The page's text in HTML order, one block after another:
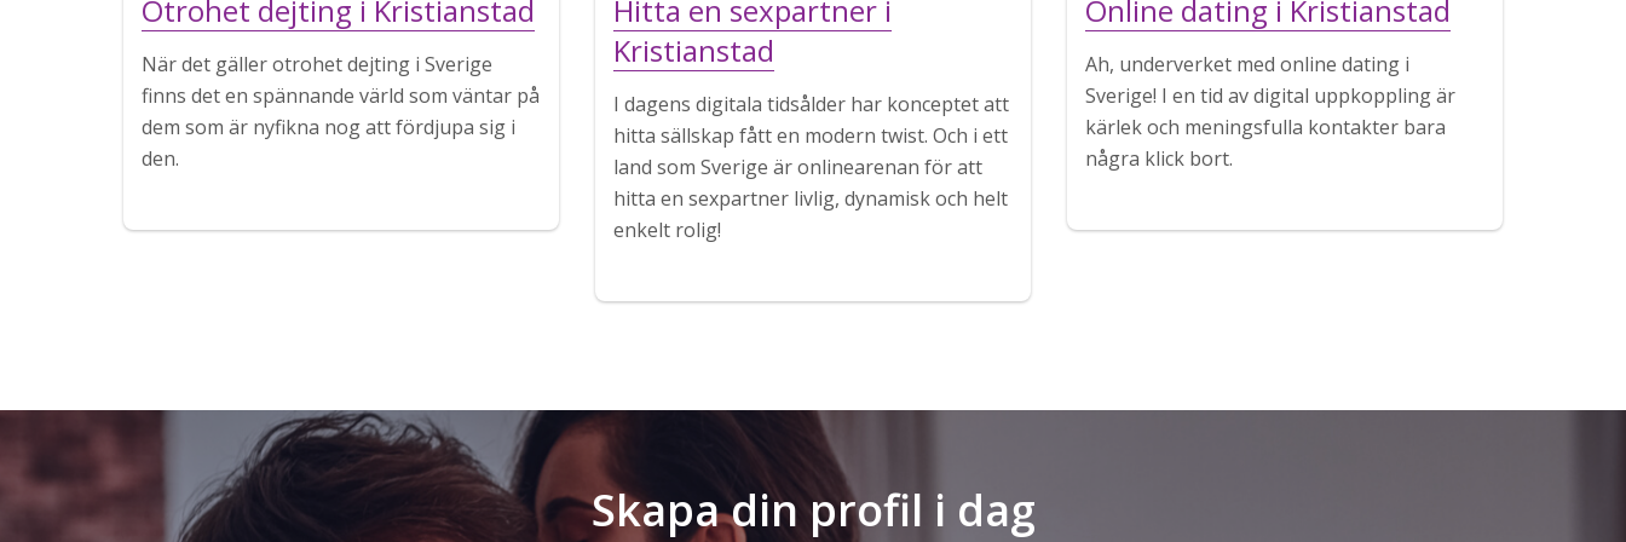
Otrohet dejting i Kristianstad
När det gäller otrohet dejting i Sverige
finns det en spännande värld som väntar på
dem som är nyfikna nog att fördjupa sig i
den.
Hitta en sexpartner i
Kristianstad
I dagens digitala tidsålder har konceptet att
hitta sällskap fått en modern twist. Och i ett
land som Sverige är onlinearenan för att
hitta en sexpartner livlig, dynamisk och helt
enkelt rolig!
Online dating i Kristianstad
Ah, underverket med online dating i
Sverige! I en tid av digital uppkoppling är
kärlek och meningsfulla kontakter bara
några klick bort.
Skapa din profil i dag